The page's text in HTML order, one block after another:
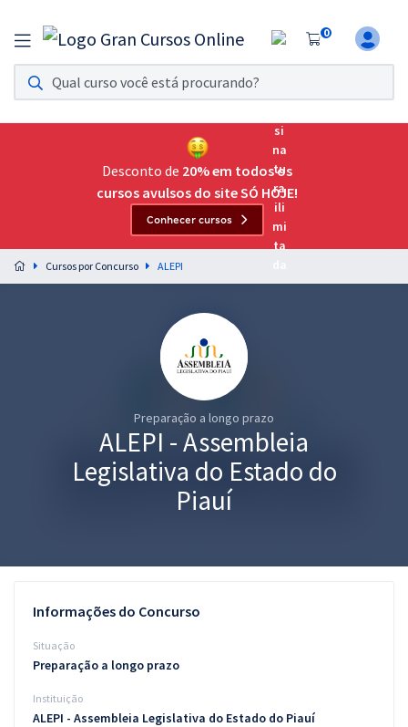
0
Assinatura Ilimitada 11
Acesso a todos os cursos. Teste grátis por 7 dias!
Assinatura OAB Até Passar
Acesso ilimitado a toda preparação para o Exame da
Preparação completa e intensiva para as principais
residências em saúde do Brasil
Graduação
Blog
Aprovados
Desconto de 20% em todos os
cursos avulsos do site SÓ HOJE!
Conhecer cursos
Cursos por Concurso ALEPI
Preparação a longo prazo
ALEPI - Assembleia
Legislativa do Estado do
Piauí
Informações do Concurso
Situação
Preparação a longo prazo
Instituição
ALEPI - Assembleia Legislativa do Estado do Piauí